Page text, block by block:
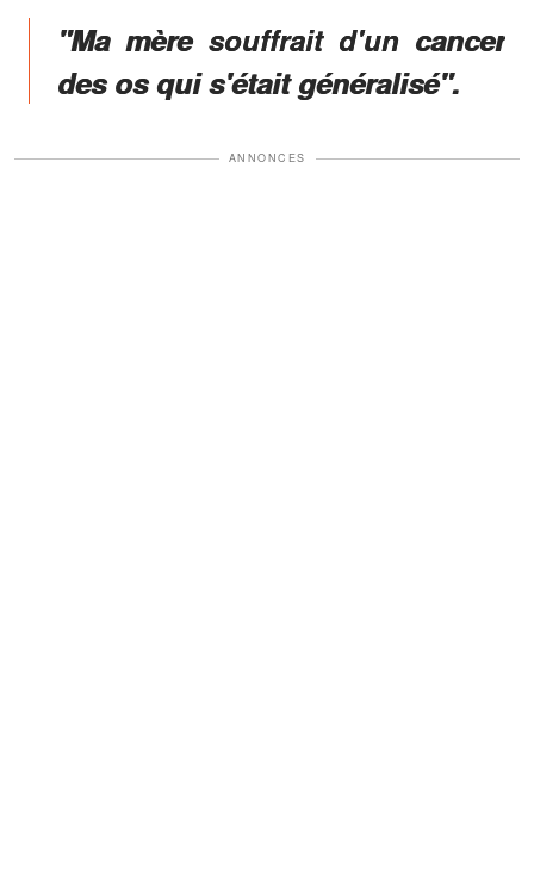
"Ma mère souffrait d'un cancer
des os qui s'était généralisé".
ANNONCES